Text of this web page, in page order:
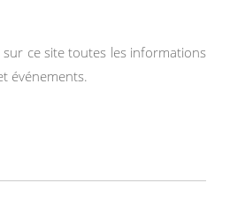
ce site toutes les informations
événements.